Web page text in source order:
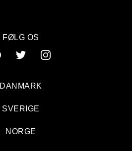
FØLG OS
DANMARK
SVERIGE
NORGE